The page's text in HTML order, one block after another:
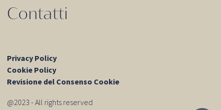
Contatti
Privacy Policy
Cookie Policy
Revisione del Consenso Cookie
@2023 - All rights reserved